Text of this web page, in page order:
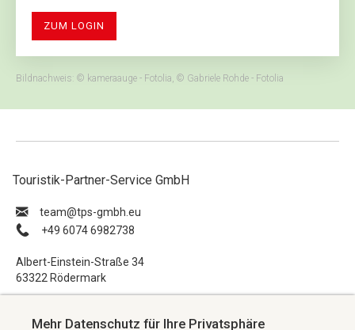
ZUM LOGIN
Bildnachweis: © kameraauge - Fotolia, © Gabriele Rohde - Fotolia
Touristik-Partner-Service GmbH
ue.hbmg-spt@maet
+49 6074 6982738
Albert-Einstein-Straße 34
63322 Rödermark
Impressum
Mehr Datenschutz für Ihre Privatsphäre